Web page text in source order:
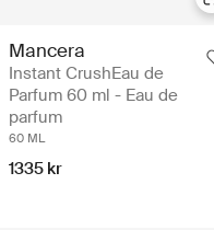
Mancera
Instant CrushEau de
Parfum 60 ml - Eau de
parfum
60 ML
1335 kr